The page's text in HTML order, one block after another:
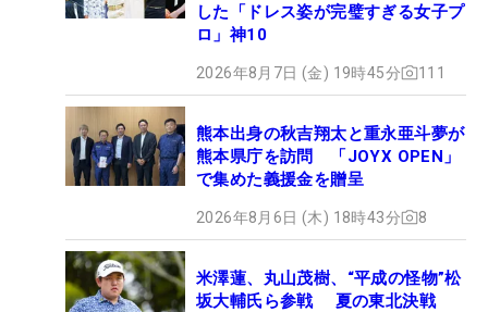
した「ドレス姿が完璧すぎる女子プ
ロ」神10
2026年8月7日 (金) 19時45分 111
熊本出身の秋吉翔太と重永亜斗夢が
熊本県庁を訪問 「JOYX OPEN」
で集めた義援金を贈呈
2026年8月6日 (木) 18時43分 8
米澤蓮、丸山茂樹、“平成の怪物”松
坂大輔氏ら参戦 夏の東北決戦